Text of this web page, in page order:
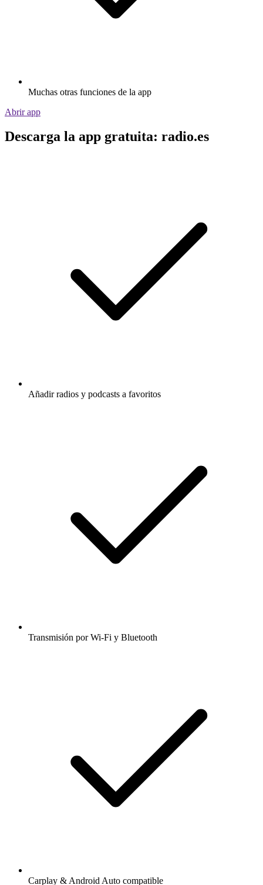
Muchas otras funciones de la app
Abrir app
Descarga la app gratuita: radio.es
Añadir radios y podcasts a favoritos
Transmisión por Wi-Fi y Bluetooth
Carplay & Android Auto compatible